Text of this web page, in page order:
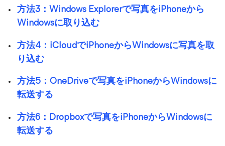
方法3：Windows Explorerで写真をiPhoneから
Windowsに取り込む
方法4：iCloudでiPhoneからWindowsに写真を取
り込む
方法5：OneDriveで写真をiPhoneからWindowsに
転送する
方法6：Dropboxで写真をiPhoneからWindowsに
転送する